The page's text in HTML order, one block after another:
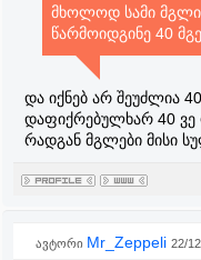
მხოლოდ სამი
წარმოიდგინე 40
და იქნებ არ შეუძლია
დაფიქრებულხარ 40 ვე
რადგან მგლები მისი
ავტორი Mr_Zeppeli 22/